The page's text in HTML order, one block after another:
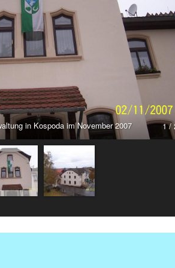
1 /
in Kospoda im November 2007